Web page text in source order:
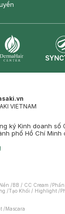
VIETNAM
ký Kinh doanh số
phố Hồ Chí Minh
/BB / CC Cream /
/Tạo Khối / Highlight /
/Mascara